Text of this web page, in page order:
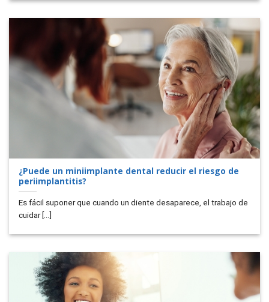
¿Puede un miniimplante dental reducir el riesgo de
periimplantitis?
Es fácil suponer que cuando un diente desaparece, el trabajo de
cuidar [...]